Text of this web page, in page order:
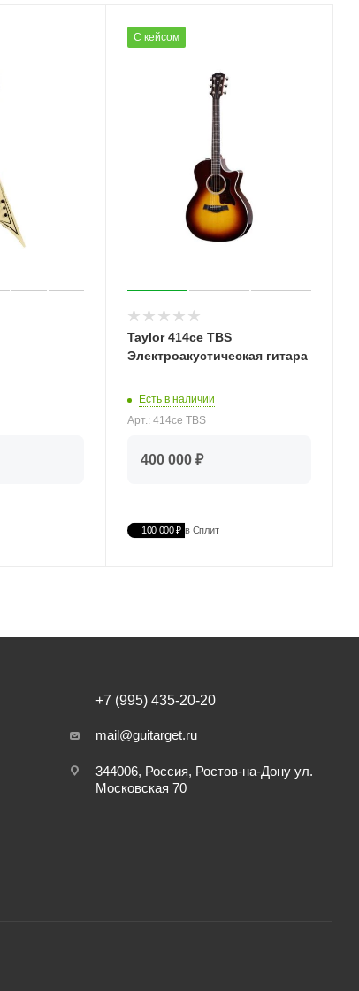
С кейсом
Taylor 414ce TBS
Электроакустическая гитара
Есть в наличии
Арт.: 414ce TBS
400 000 ₽
100 000 ₽ в Сплит
+7 (995) 435-20-20
mail@guitarget.ru
344006, Россия, Ростов-на-Дону ул.
Московская 70